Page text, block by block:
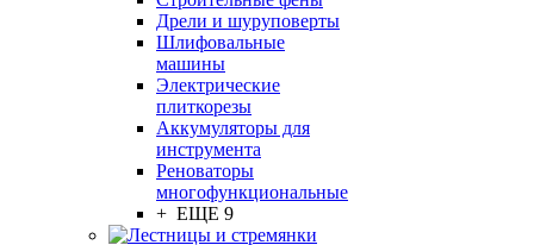
Дрели и шуруповерты
Шлифовальные
машины
Электрические
плиткорезы
Аккумуляторы для
инструмента
Реноваторы
многофункциональные
+ ЕЩЕ 9